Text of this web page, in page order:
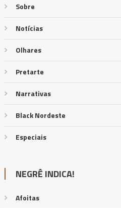
Sobre
Notícias
Olhares
Pretarte
Narrativas
Black Nordeste
Especiais
NEGRÊ INDICA!
Afoitas